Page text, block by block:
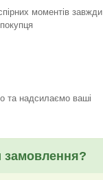
моментів завжди
та надсилаємо ваші